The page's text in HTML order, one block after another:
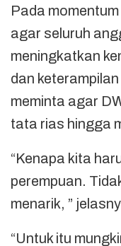
Pada
agar seluruh
meningkatkan
dan
meminta agar
tata rias hingga
“Kenapa kita
perempuan.
menarik, ”
“Untuk itu